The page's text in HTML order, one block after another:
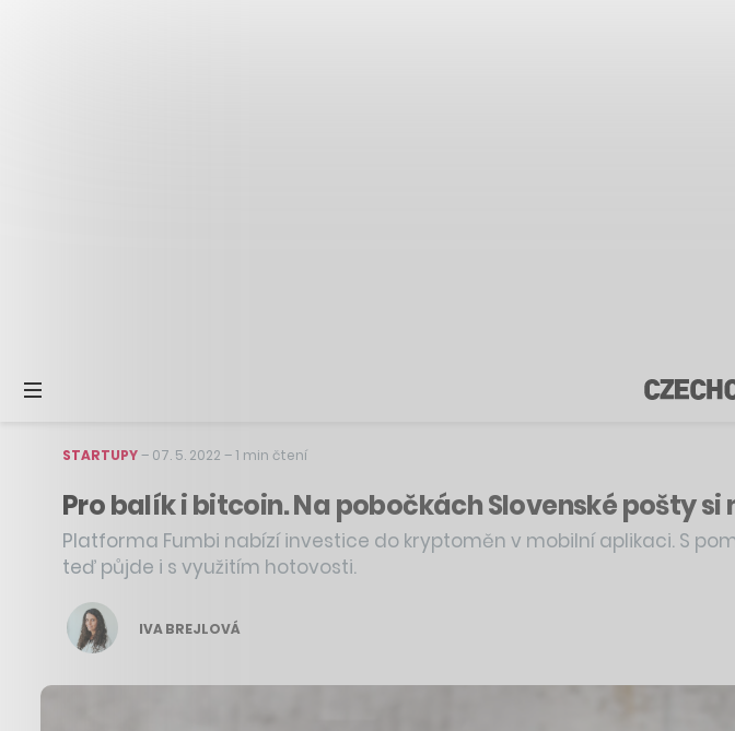
STARTUPY– 07. 5. 2022 –1 min čtení
Pro balík i bitcoin. Na pobočkách Slovenské pošty
Platforma Fumbi nabízí investice do kryptoměn v mobilní aplikaci. S
teď půjde i s využitím hotovosti.
IVA BREJLOVÁ